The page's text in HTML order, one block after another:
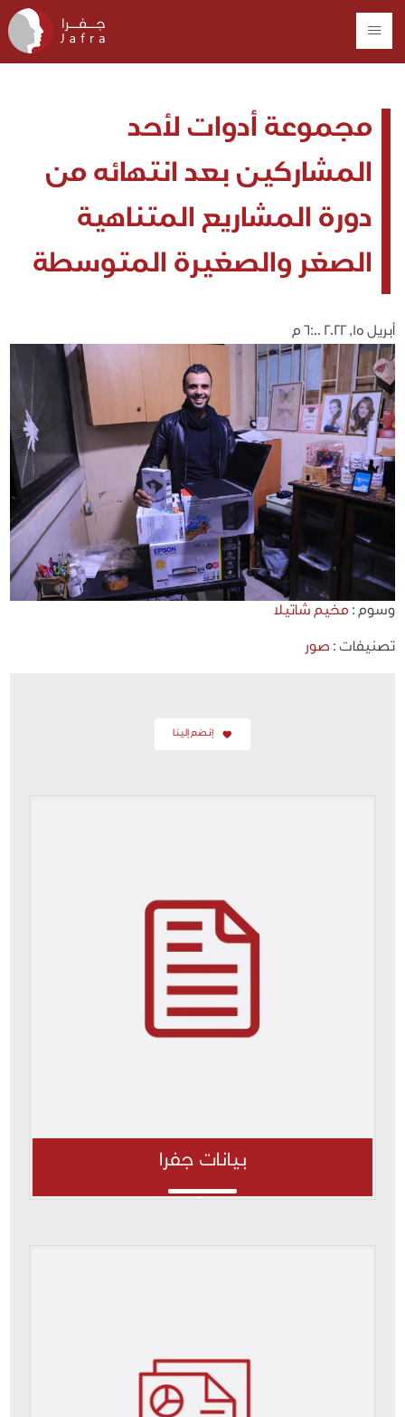
مجموعة أدوات لأحد
المشاركين بعد انتهائه من
دورة المشاريع المتناهية
الصغر والصغيرة المتوسطة
أبريل 15, 2022 6:00 م
وسوم : مخيم شاتيلا
تصنيفات : صور
إنضم إلينا
بيانات جفرا